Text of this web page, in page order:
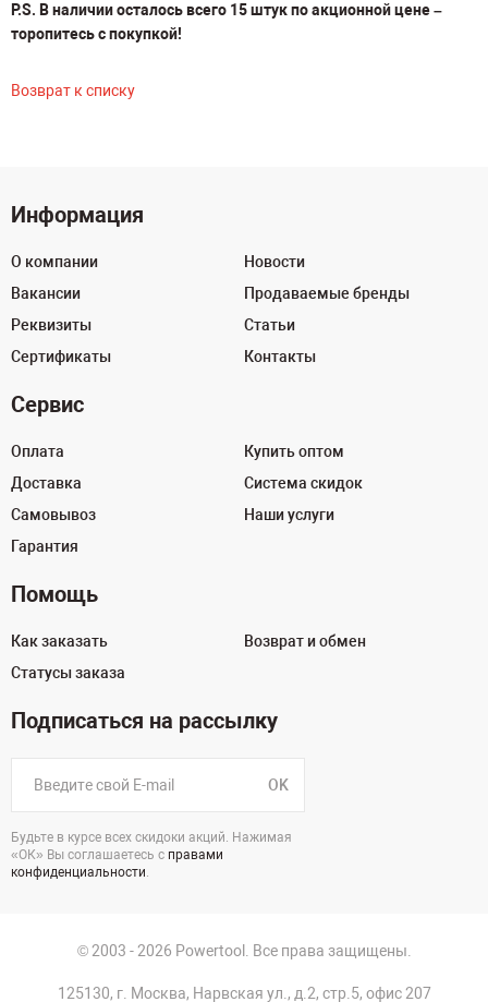
P.S. В наличии осталось всего 15 штук по акционной цене –
торопитесь с покупкой!
Возврат к списку
Информация
О компании
Вакансии
Реквизиты
Сертификаты
Новости
Продаваемые бренды
Статьи
Контакты
Сервис
Оплата
Доставка
Самовывоз
Гарантия
Купить оптом
Система скидок
Наши услуги
Помощь
Как заказать
Статусы заказа
Возврат и обмен
Подписаться на рассылку
OK
Будьте в курсе всех скидоки акций. Нажимая
«ОК» Вы соглашаетесь с правами
конфиденциальности.
© 2003 - 2026 Powertool. Все права защищены.
125130, г. Москва, Нарвская ул., д.2, стр.5, офис 207